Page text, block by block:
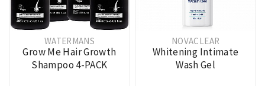
WATERMANS
Grow Me Hair Growth
Shampoo 4-PACK
NOVACLEAR
Whitening Intimate
Wash Gel